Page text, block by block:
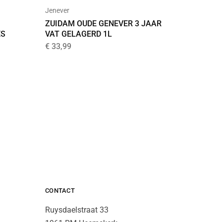
Jenever
ZUIDAM OUDE GENEVER 3 JAAR
VAT GELAGERD 1L
€ 33,99
CONTACT
Ruysdaelstraat 33